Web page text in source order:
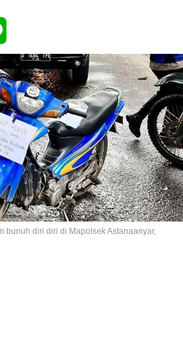
bunuh diri diri di Mapolsek Astanaanyar,